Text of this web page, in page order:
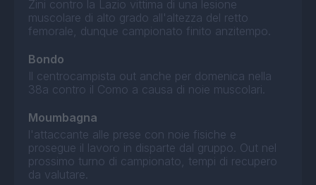
Zini contro la Lazio vittima di una lesione
muscolare di alto grado all'altezza del retto
femorale, dunque campionato finito anzitempo.
Bondo
Il centrocampista out anche per domenica nella
38a contro il Como a causa di noie muscolari.
Moumbagna
l'attaccante alle prese con noie fisiche e
prosegue il lavoro in disparte dal gruppo. Out nel
prossimo turno di campionato, tempi di recupero
da valutare.